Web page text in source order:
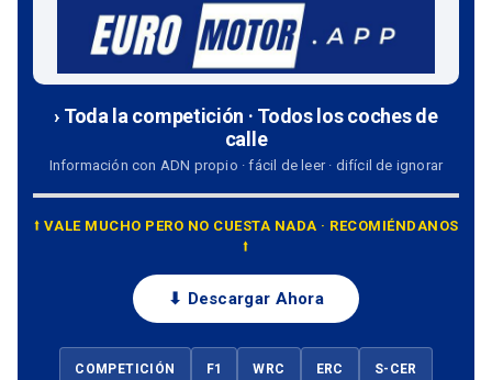
› Toda la competición · Todos los coches de
calle
Información con ADN propio · fácil de leer · difícil de ignorar
⭡ VALE MUCHO PERO NO CUESTA NADA · RECOMIÉNDANOS
⭡
⬇ Descargar Ahora
COMPETICIÓN F1 WRC ERC S-CER